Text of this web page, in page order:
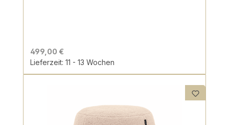
499,00 €
Lieferzeit: 11 - 13 Wochen